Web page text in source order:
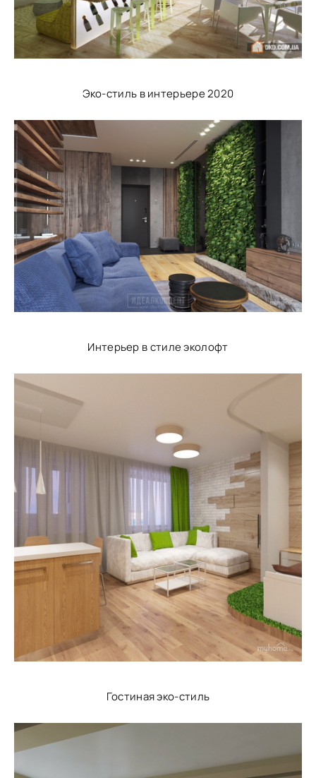
Эко-стиль в интерьере 2020
Интерьер в стиле эколофт
Гостиная эко-стиль